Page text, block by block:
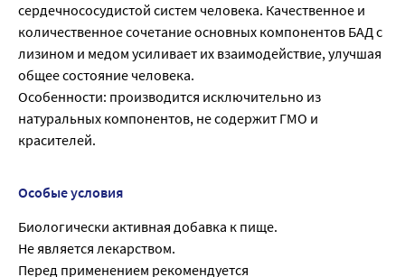
сердечнососудистой систем человека. Качественное и
количественное сочетание основных компонентов БАД с
лизином и медом усиливает их взаимодействие, улучшая
общее состояние человека.
Особенности: производится исключительно из
натуральных компонентов, не содержит ГМО и
красителей.
Особые условия
Биологически активная добавка к пище.
Не является лекарством.
Перед применением рекомендуется